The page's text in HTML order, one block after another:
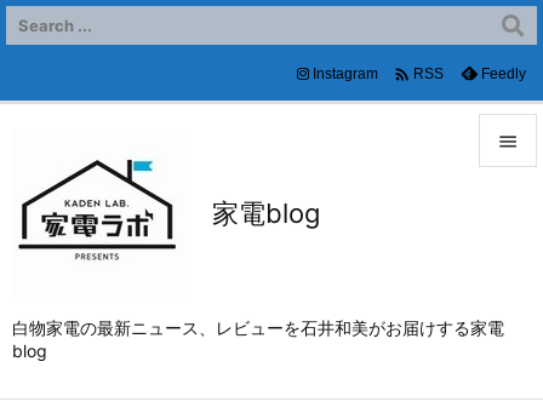
家電blog
白物家電の最新ニュース、レビューを石井和美がお届けする家電
blog


前へ
次へ
Instagram  RSS Feedly